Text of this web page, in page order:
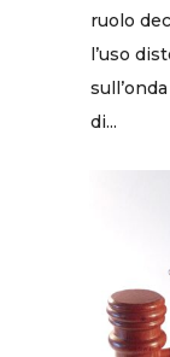
ruolo
l’uso
di...